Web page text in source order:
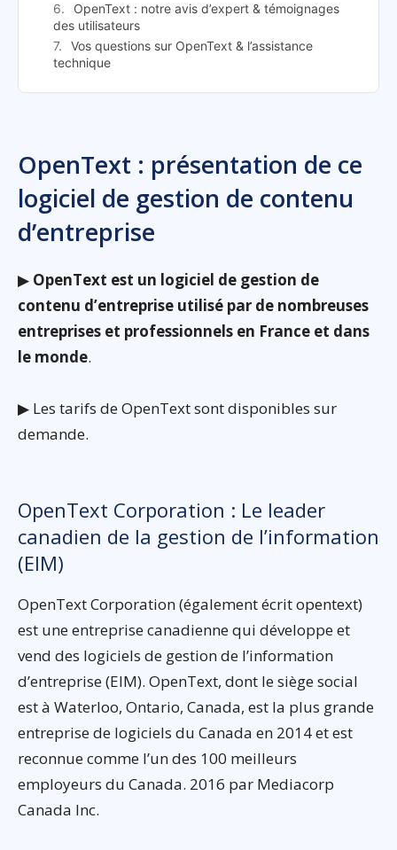
OpenText : notre avis d’expert & témoignages
des utilisateurs
Vos questions sur OpenText & l’assistance
technique
OpenText : présentation de ce
logiciel de gestion de contenu
d’entreprise
▶ OpenText est un logiciel de gestion de
contenu d’entreprise utilisé par de nombreuses
entreprises et professionnels en France et dans
le monde.
▶ Les tarifs de OpenText sont disponibles sur
demande.
OpenText Corporation : Le leader
canadien de la gestion de l’information
(EIM)
OpenText Corporation (également écrit opentext)
est une entreprise canadienne qui développe et
vend des logiciels de gestion de l’information
d’entreprise (EIM). OpenText, dont le siège social
est à Waterloo, Ontario, Canada, est la plus grande
entreprise de logiciels du Canada en 2014 et est
reconnue comme l’un des 100 meilleurs
employeurs du Canada. 2016 par Mediacorp
Canada Inc.